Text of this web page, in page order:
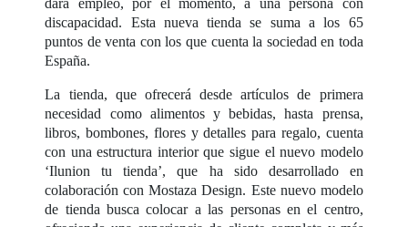
discapacidad. Esta nueva tienda se suma a los 65
puntos de venta con los que cuenta la sociedad en toda
España.
La tienda, que ofrecerá desde artículos de primera
necesidad como alimentos y bebidas, hasta prensa,
libros, bombones, flores y detalles para regalo, cuenta
con una estructura interior que sigue el nuevo modelo
‘Ilunion tu tienda’, que ha sido desarrollado en
colaboración con Mostaza Design. Este nuevo modelo
de tienda busca colocar a las personas en el centro,